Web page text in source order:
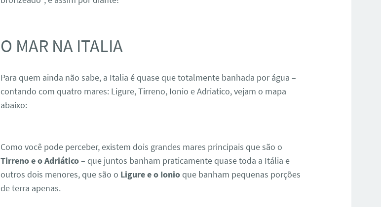
O MAR NA ITALIA
Para quem ainda não sabe, a Italia é quase que totalmente banhada por água –
contando com quatro mares: Ligure, Tirreno, Ionio e Adriatico, vejam o mapa
abaixo:
Como você pode perceber, existem dois grandes mares principais que são o
Tirreno e oAdriático– que juntos banham praticamente quase toda a Itália e
outros dois menores, que são o Ligure e o Ionio que banham pequenas porções
de terra apenas.